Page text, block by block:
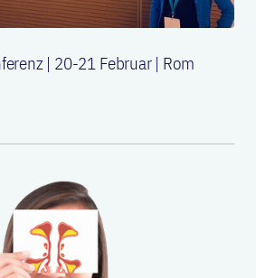
| 20-21 Februar | Rom